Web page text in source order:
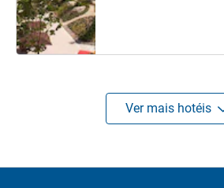
Ver mais hotéis